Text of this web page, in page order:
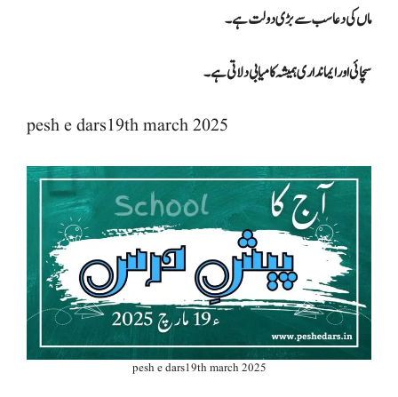
ماں کی دعا سب سے بڑی دولت ہے۔
سچائی اور ایمانداری ہمیشہ کامیابی دلاتی ہے۔
pesh e dars19th march 2025
pesh e dars19th march 2025